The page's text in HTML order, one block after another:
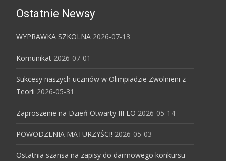
Ostatnie Newsy
WYPRAWKA SZKOLNA 2026-07-13
Komunikat 2026-07-01
Sukcesy naszych uczniów w Olimpiadzie Zwolnieni z
Teorii 2026-05-31
Zaproszenie na Dzień Otwarty III LO 2026-05-14
POWODZENIA MATURZYŚCI! 2026-05-03
Ostatnia szansa na zapisy do darmowego konkursu